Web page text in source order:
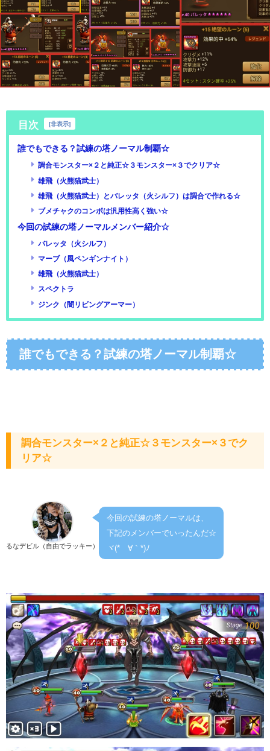
目次 [非表示]
誰でもできる？試練の塔ノーマル制覇☆
調合モンスター×２と純正☆３モンスター×３でクリア☆
雄飛（火熊猫武士）
雄飛（火熊猫武士）とバレッタ（火シルフ）は調合で作れる☆
ブメチャクのコンボは汎用性高く強い☆
今回の試練の塔ノーマルメンバー紹介☆
バレッタ（火シルフ）
マーブ（風ペンギンナイト）
雄飛（火熊猫武士）
スペクトラ
ジンク（闇リビングアーマー）
誰でもできる？試練の塔ノーマル制覇☆
調合モンスター×２と純正☆３モンスター×３でク
リア☆
るなデビル（自由でラッキー）
今回の試練の塔ノーマルは、
下記のメンバーでいったんだ☆
ヾ(*´∀｀*)ﾉ